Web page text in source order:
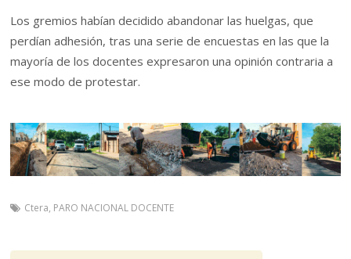
Los gremios habían decidido abandonar las huelgas, que
perdían adhesión, tras una serie de encuestas en las que la
mayoría de los docentes expresaron una opinión contraria a
ese modo de protestar.
Ctera, PARO NACIONAL DOCENTE